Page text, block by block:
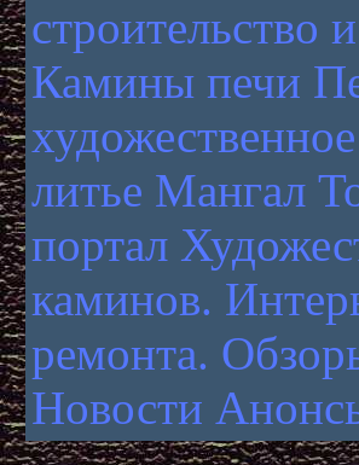
строительство
Камины печи
литье Мангал
портал
каминов.
ремонта.
Новости